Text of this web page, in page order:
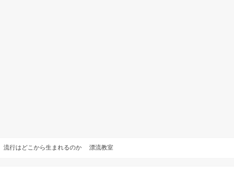
流行はどこから生まれるのか 漂流教室